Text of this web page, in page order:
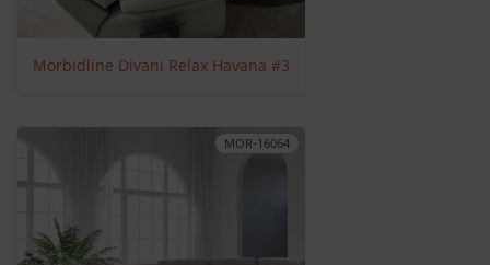
Morbidline Divani Relax Havana #3
MOR-16064